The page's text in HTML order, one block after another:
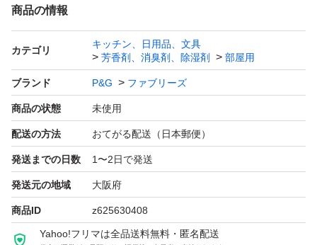
・しっかり除菌するためには、20cm四方当り1回スプレー
を目安に表面が全体に湿る程度にスプレーする。
★布製品への使用
・対象物から20〜30cm離してスプレーする。
・使い始めやつめかえ後は、スプレーを最後まで数回引
く。
・使用後は立てて保管する。スプレー後はよく乾かす。
商品の情報
カテゴリ
キッチン、日用品、文具
芳香剤、消臭剤、除湿剤
部屋用
ブランド P&G ファブリーズ
商品の状態 未使用
配送の方法 おてがる配送（日本郵便）
発送までの日数 1〜2日で発送
発送元の地域 大阪府
商品ID z625630408
Yahoo!フリマは全品送料無料・匿名配送